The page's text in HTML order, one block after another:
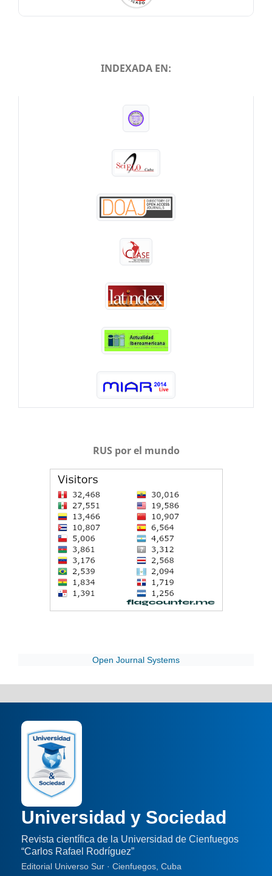
INDEXADA EN:
RUS por el mundo
Open Journal Systems
Universidad y Sociedad
Revista científica de la Universidad de Cienfuegos
“Carlos Rafael Rodríguez”
Editorial Universo Sur · Cienfuegos, Cuba